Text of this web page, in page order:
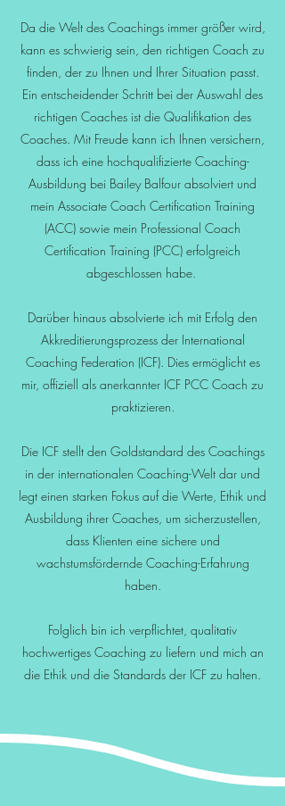
Da die Welt des Coachings immer größer wird,
kann es schwierig sein, den richtigen Coach zu
finden, der zu Ihnen und Ihrer Situation passt.
Ein entscheidender Schritt bei der Auswahl des
richtigen Coaches ist die Qualifikation des
Coaches. Mit Freude kann ich Ihnen versichern,
dass ich eine hochqualifizierte Coaching-
Ausbildung bei Bailey Balfour absolviert und
mein Associate Coach Certification Training
(ACC) sowie mein Professional Coach
Certification Training (PCC) erfolgreich
abgeschlossen habe.
Darüber hinaus absolvierte ich mit Erfolg den
Akkreditierungsprozess der International
Coaching Federation (ICF). Dies ermöglicht es
mir, offiziell als anerkannter ICF PCC Coach zu
praktizieren.
Die ICF stellt den Goldstandard des Coachings
in der internationalen Coaching-Welt dar und
legt einen starken Fokus auf die Werte, Ethik und
Ausbildung ihrer Coaches, um sicherzustellen,
dass Klienten eine sichere und
wachstumsfördernde Coaching-Erfahrung
haben.
Folglich bin ich verpflichtet, qualitativ
hochwertiges Coaching zu liefern und mich an
die Ethik und die Standards der ICF zu halten.